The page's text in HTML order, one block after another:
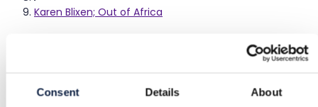
Consent Details About
Karen Blixen; Out of Africa